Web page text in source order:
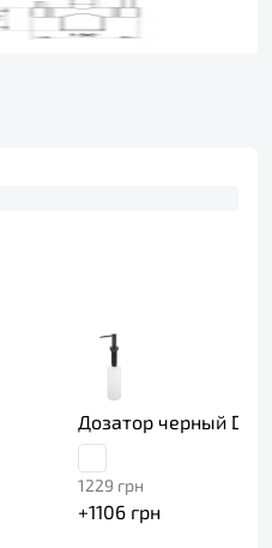
Дозатор черный
1229 грн
+1106 грн